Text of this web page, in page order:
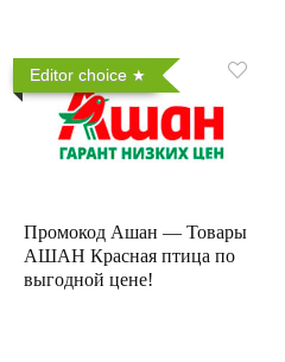
Editor choice
Промокод Ашан — Товары
АШАН Красная птица по
выгодной цене!